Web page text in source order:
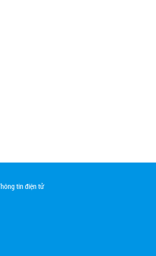
tin điện tử